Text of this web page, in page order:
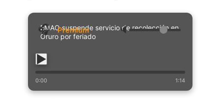
EMAO suspende servicio de recolección en
Oruro por feriado
🔈
0:00 1:14